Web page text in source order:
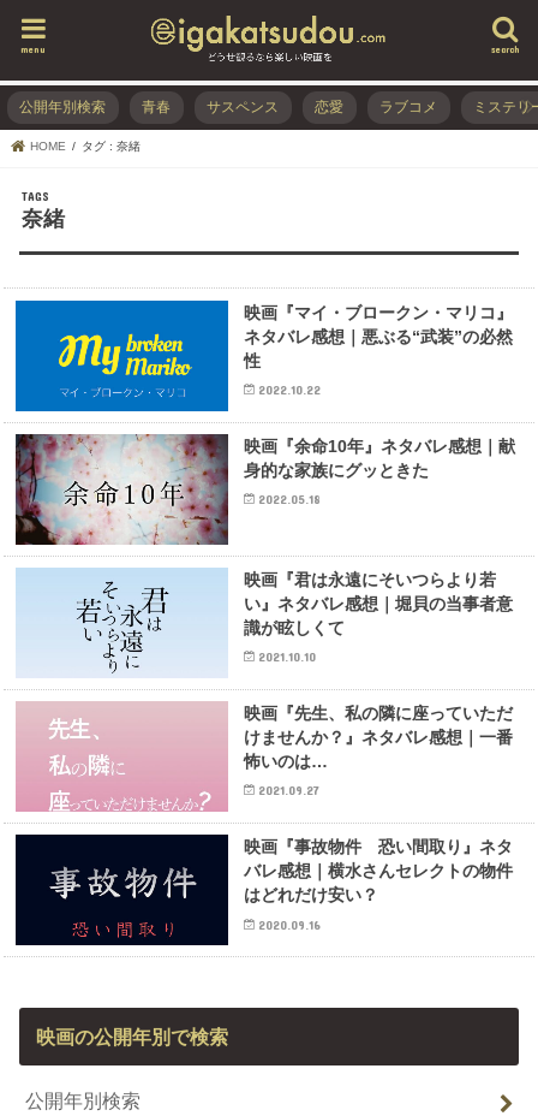
search
menu
公開年別検索 青春 サスペンス 恋愛 ラブコメ ミステリ
HOME タグ : 奈緒
奈緒
映画『マイ・ブロークン・マリコ』
ネタバレ感想｜悪ぶる“武装”の必然
性
2022.10.22
映画『余命10年』ネタバレ感想｜献
身的な家族にグッときた
2022.05.18
映画『君は永遠にそいつらより若
い』ネタバレ感想｜堀貝の当事者意
識が眩しくて
2021.10.10
映画『先生、私の隣に座っていただ
けませんか？』ネタバレ感想｜一番
怖いのは…
2021.09.27
映画『事故物件 恐い間取り』ネタ
バレ感想｜横水さんセレクトの物件
はどれだけ安い？
2020.09.16
映画の公開年別で検索
公開年別検索